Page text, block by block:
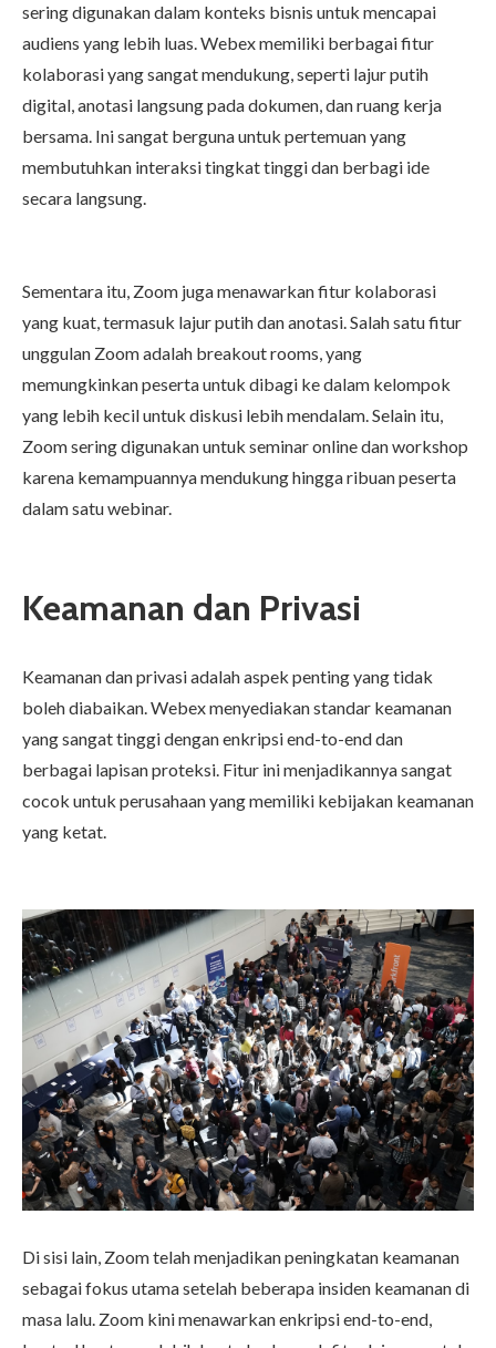
sering digunakan dalam konteks bisnis untuk mencapai
audiens yang lebih luas. Webex memiliki berbagai fitur
kolaborasi yang sangat mendukung, seperti lajur putih
digital, anotasi langsung pada dokumen, dan ruang kerja
bersama. Ini sangat berguna untuk pertemuan yang
membutuhkan interaksi tingkat tinggi dan berbagi ide
secara langsung.
Sementara itu, Zoom juga menawarkan fitur kolaborasi
yang kuat, termasuk lajur putih dan anotasi. Salah satu fitur
unggulan Zoom adalah breakout rooms, yang
memungkinkan peserta untuk dibagi ke dalam kelompok
yang lebih kecil untuk diskusi lebih mendalam. Selain itu,
Zoom sering digunakan untuk seminar online dan workshop
karena kemampuannya mendukung hingga ribuan peserta
dalam satu webinar.
Keamanan dan Privasi
Keamanan dan privasi adalah aspek penting yang tidak
boleh diabaikan. Webex menyediakan standar keamanan
yang sangat tinggi dengan enkripsi end-to-end dan
berbagai lapisan proteksi. Fitur ini menjadikannya sangat
cocok untuk perusahaan yang memiliki kebijakan keamanan
yang ketat.
Di sisi lain, Zoom telah menjadikan peningkatan keamanan
sebagai fokus utama setelah beberapa insiden keamanan di
masa lalu. Zoom kini menawarkan enkripsi end-to-end,